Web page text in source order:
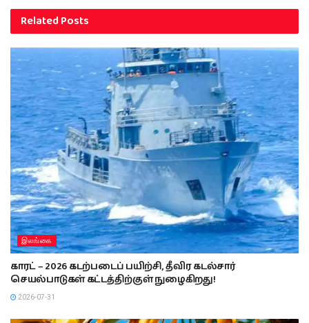
RelatedPosts
இலங்கை
காரட் – 2026 கடற்படைப் பயிற்சி, தீவிர கடல்சார்
செயல்பாடுகள் கட்டத்திற்குள் நுழைகிறது!
2026-07-31